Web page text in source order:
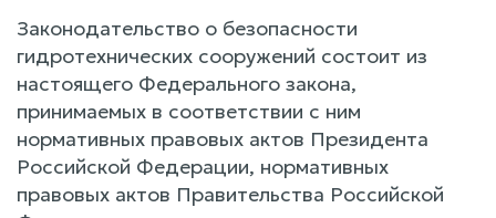
Законодательство о безопасности
гидротехнических сооружений состоит из
настоящего Федерального закона,
принимаемых в соответствии с ним
нормативных правовых актов Президента
Российской Федерации, нормативных
правовых актов Правительства Российской